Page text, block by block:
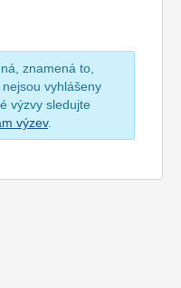
znamená to,
vyhlášeny
výzvy sledujte
výzev.